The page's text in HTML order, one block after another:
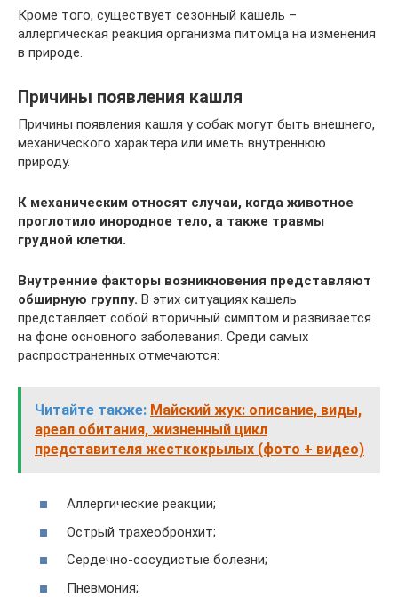
Кроме того, существует сезонный кашель –
аллергическая реакция организма питомца на изменения
в природе.
Причины появления кашля
Причины появления кашля у собак могут быть внешнего,
механического характера или иметь внутреннюю
природу.
К механическим относят случаи, когда животное
проглотило инородное тело, а также травмы
грудной клетки.
Внутренние факторы возникновения представляют
обширную группу. В этих ситуациях кашель
представляет собой вторичный симптом и развивается
на фоне основного заболевания. Среди самых
распространенных отмечаются:
Читайте также: Майский жук: описание, виды,
ареал обитания, жизненный цикл
представителя жесткокрылых (фото + видео)
Аллергические реакции;
Острый трахеобронхит;
Сердечно-сосудистые болезни;
Пневмония;